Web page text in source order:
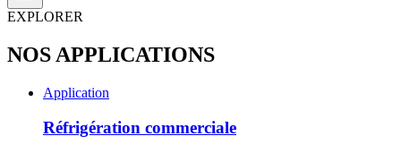
EXPLORER
NOS APPLICATIONS
Application
Réfrigération commerciale